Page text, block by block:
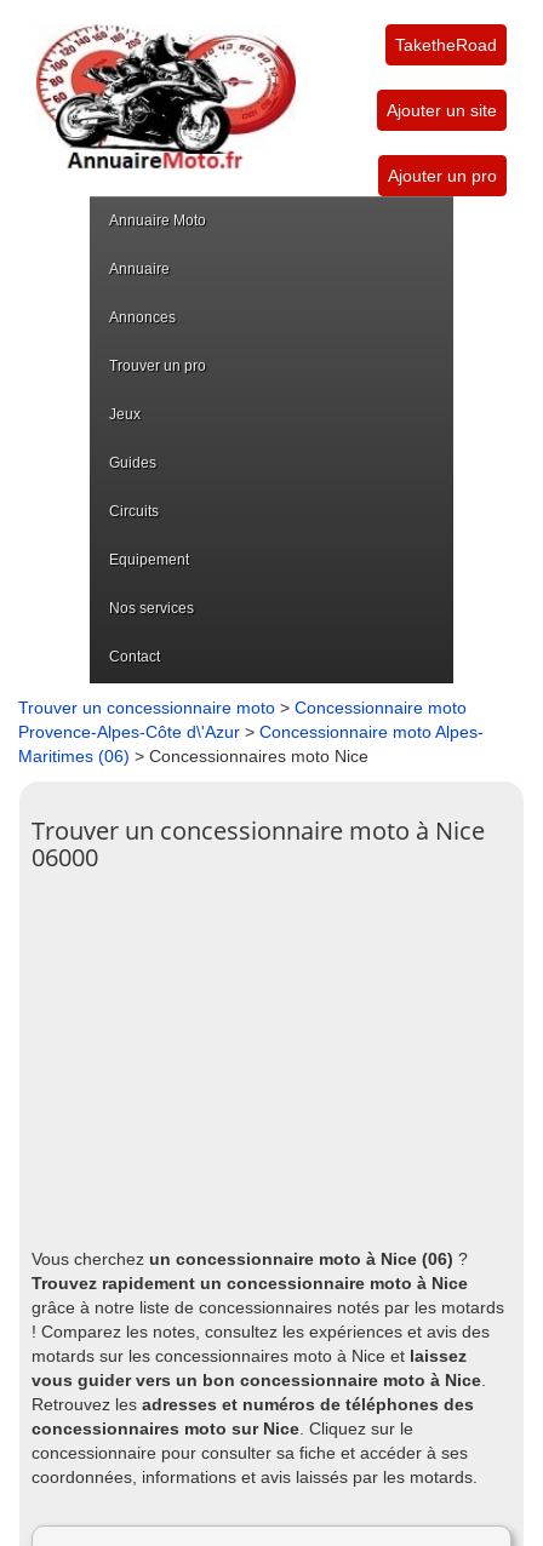
TaketheRoad
Ajouter un site
Ajouter un pro
Annuaire Moto
Annuaire
Annonces
Trouver un pro
Jeux
Guides
Circuits
Equipement
Nos services
Contact
Trouver un concessionnaire moto > Concessionnaire moto
Provence-Alpes-Côte d\'Azur > Concessionnaire moto Alpes-
Maritimes (06) > Concessionnaires moto Nice
Trouver un concessionnaire moto à Nice
06000
Vous cherchez un concessionnaire moto à Nice (06) ?
Trouvez rapidement un concessionnaire moto à Nice
grâce à notre liste de concessionnaires notés par les motards
! Comparez les notes, consultez les expériences et avis des
motards sur les concessionnaires moto à Nice et laissez
vous guider vers un bon concessionnaire moto à Nice
Retrouvez les adresses et numéros de téléphones des
concessionnaires moto sur Nice . Cliquez sur le
concessionnaire pour consulter sa fiche et accéder à ses
coordonnées, informations et avis laissés par les motards.